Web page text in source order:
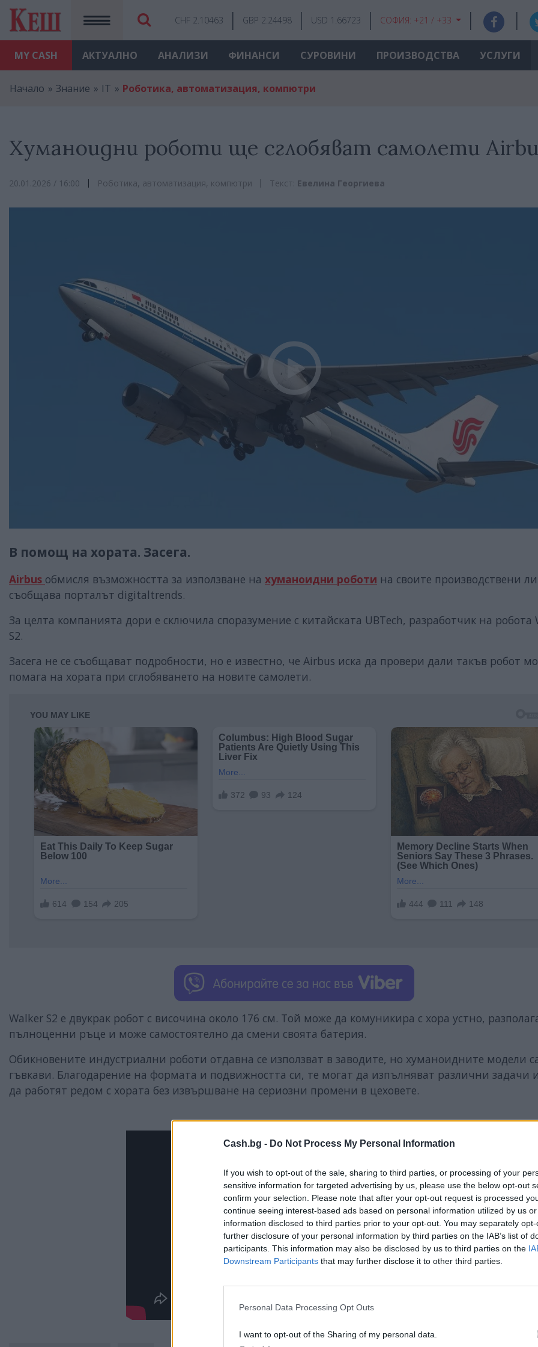
Cash.bg - Do Not Process My Personal Information
If you wish to opt-out of the sale, sharing to third parties, or processing of your
sensitive information for targeted advertising by us, please use the below opt-out
confirm your selection. Please note that after your opt-out request is processed
continue seeing interest-based ads based on personal information utilized by us
information disclosed to third parties prior to your opt-out. You may separately
further disclosure of your personal information by third parties on the IAB’s list of
participants. This information may also be disclosed by us to third parties on the
Downstream Participants that may further disclose it to other third parties.
Personal Data Processing Opt Outs
I want to opt-out of the Sharing of my personal data.
MY CASH
CHF 2.10463 GBP 2.24498 USD 1.66723 СОФИЯ: +21 / +33
АКТУАЛНО АНАЛИЗИ ФИНАНСИ СУРОВИНИ ПРОИЗВОДСТВА УСЛУГИ
Начало Знание IT Роботика, автоматизация, компютри
Хуманоидни роботи ще сглобяват самолети
20.01.2026 / 16:00 Роботика, автоматизация, компютри Текст: Евелина Георгиева
В помощ на хората. Засега.
Airbus обмисля възможността за използване на хуманоидни роботи на своите производствени
съобщава порталът digitaltrends.
За целта компанията дори е сключила споразумение с китайската UBTech, разработчик на робота
S2.
Засега не се съобщават подробности, но е известно, че Airbus иска да провери дали такъв робот
помага на хората при сглобяването на новите самолети.
Walker S2 е двукрак робот с височина около 176 см. Той може да комуникира с хора устно,
пълноценни ръце и може самостоятелно да смени своята батерия.
Обикновените индустриални роботи отдавна се използват в заводите, но хуманоидните модели
гъвкави. Благодарение на формата и подвижността си, те могат да изпълняват различни задачи
да работят редом с хората без извършване на сериозни промени в цеховете.